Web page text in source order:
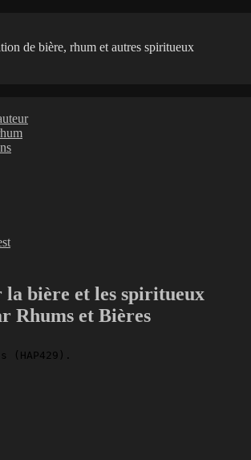
de bière, rhum et autres spiritueux
la bière et les spiritueux
Rhums et Bières